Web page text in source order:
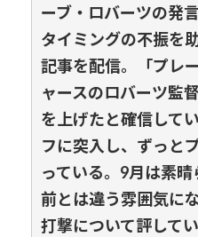
ーブ・ロバーツの発
タイミングの不振を
記事を配信。「プレ
ャースのロバーツ監
を上げたと確信して
フに突入し、ずっと
っている。9月は素
前とは違う雰囲気に
打撃について評して